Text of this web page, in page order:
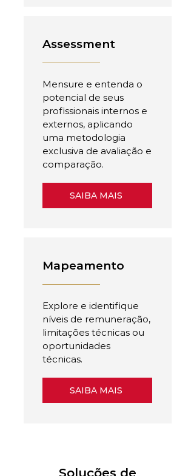
Assessment
Mensure e entenda o
potencial de seus
profissionais internos e
externos, aplicando
uma metodologia
exclusiva de avaliação e
comparação.
SAIBA MAIS
Mapeamento
Explore e identifique
níveis de remuneração,
limitações técnicas ou
oportunidades
técnicas.
SAIBA MAIS
Soluções de